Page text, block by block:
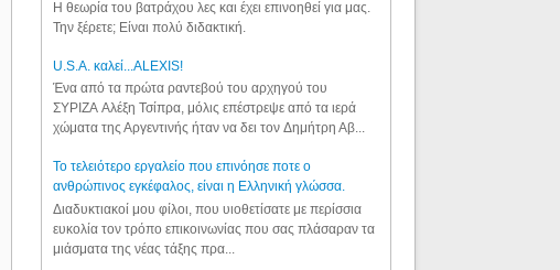
Η θεωρία του βατράχου λες και έχει επινοηθεί για μας.
Την ξέρετε; Είναι πολύ διδακτική.
U.S.A. καλεί...ALEXIS!
Ένα από τα πρώτα ραντεβού του αρχηγού του
ΣΥΡΙΖΑ Αλέξη Τσίπρα, μόλις επέστρεψε από τα ιερά
χώματα της Αργεντινής ήταν να δει τον Δημήτρη Αβ...
Το τελειότερο εργαλείο που επινόησε ποτε ο
ανθρώπινος εγκέφαλος, είναι η Ελληνική γλώσσα.
Διαδυκτιακοί μου φίλοι, που υιοθετίσατε με περίσσια
ευκολία τον τρόπο επικοινωνίας που σας πλάσαραν τα
μιάσματα της νέας τάξης πρα...